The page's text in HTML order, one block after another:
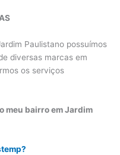
Paulistano possuímos
diversas marcas em
os serviços
meu bairro em Jardim